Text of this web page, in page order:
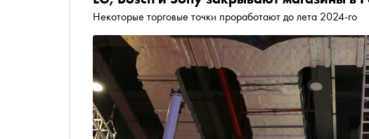
Некоторые торговые точки проработают до лета 2024-го